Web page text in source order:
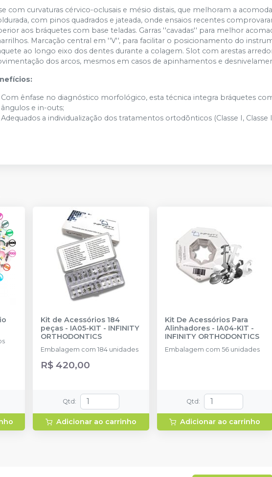
com curvaturas cérvico-oclusais e mésio distais, que melhoram a
com pinos quadrados e jateada, onde ensaios recentes
aos bráquetes com base teladas. Garras ''cavadas'' para melhor
Marcação central em ''V'', para facilitar o posicionamento do
ao longo eixo dos dentes durante a colagem. Slot com arestas
dos arcos, mesmos em casos de apinhamentos e
Com ênfase no diagnóstico morfológico, esta técnica integra bráquetes
ângulos e in-outs;
Adequados a individualização dos tratamentos ortodõnticos (Classe I, Classe
Kit de Acessórios 184
peças - IA05-KIT - INFINITY
ORTHODONTICS
Embalagem com 184 unidades
R$ 420,00
Qtd :
Adicionar ao carrinho
Kit De Acessórios Para
Alinhadores - IA04-KIT -
INFINITY ORTHODONTICS
Embalagem com 56 unidades
Qtd :
Adicionar ao carrinho